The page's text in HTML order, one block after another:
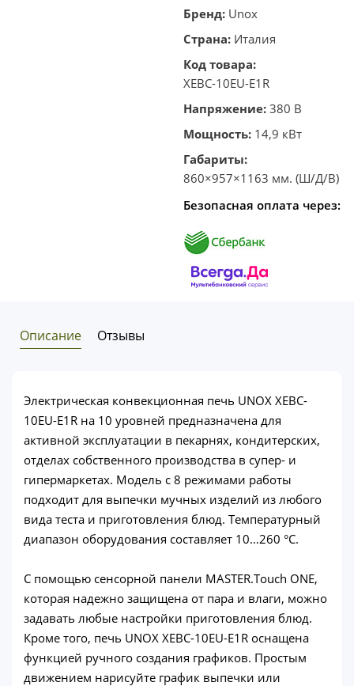
корзину
в один
клик
Бренд: Unox
Страна: Италия
Код товара:
XEBC-10EU-E1R
Напряжение: 380 В
Мощность: 14,9 кВт
Габариты:
860×957×1163 мм. (Ш/Д/В)
Безопасная оплата через:
Описание Отзывы
Электрическая конвекционная печь UNOX XEBC-
10EU-E1R на 10 уровней предназначена для
активной эксплуатации в пекарнях, кондитерских,
отделах собственного производства в супер- и
гипермаркетах. Модель с 8 режимами работы
подходит для выпечки мучных изделий из любого
вида теста и приготовления блюд. Температурный
диапазон оборудования составляет 10…260 °C.
С помощью сенсорной панели MASTER.Touch ONE,
которая надежно защищена от пара и влаги, можно
задавать любые настройки приготовления блюд.
Кроме того, печь UNOX XEBC-10EU-E1R оснащена
функцией ручного создания графиков. Простым
движением нарисуйте график выпечки или